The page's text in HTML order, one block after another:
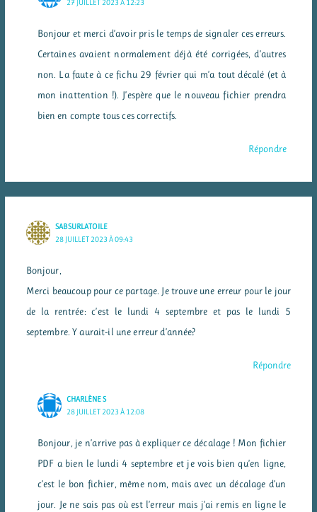
27 JUILLET 2023 À 12:23
Bonjour et merci d’avoir pris le temps de signaler ces erreurs.
Certaines avaient normalement déjà été corrigées, d’autres
non. La faute à ce fichu 29 février qui m’a tout décalé (et à
mon inattention !). J’espère que le nouveau fichier prendra
bien en compte tous ces correctifs.
Répondre
SABSURLATOILE
28 JUILLET 2023 À 09:43
Bonjour,
Merci beaucoup pour ce partage. Je trouve une erreur pour le jour
de la rentrée: c’est le lundi 4 septembre et pas le lundi 5
septembre. Y aurait-il une erreur d’année?
Répondre
CHARLÈNE S
28 JUILLET 2023 À 12:08
Bonjour, je n’arrive pas à expliquer ce décalage ! Mon fichier
PDF a bien le lundi 4 septembre et je vois bien qu’en ligne,
c’est le bon fichier, même nom, mais avec un décalage d’un
jour. Je ne sais pas où est l’erreur mais j’ai remis en ligne le